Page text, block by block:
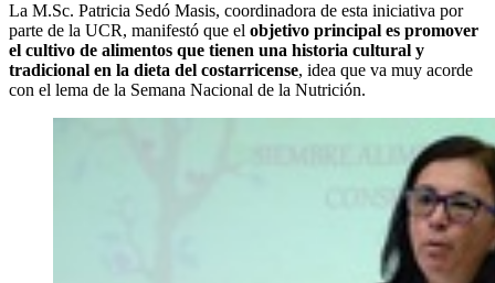
La M.Sc. Patricia Sedó Masis, coordinadora de esta iniciativa por
parte de la UCR, manifestó que el objetivo principal es promover
el cultivo de alimentos que tienen una historia cultural y
tradicional en la dieta del costarricense, idea que va muy acorde
con el lema de la Semana Nacional de la Nutrición.